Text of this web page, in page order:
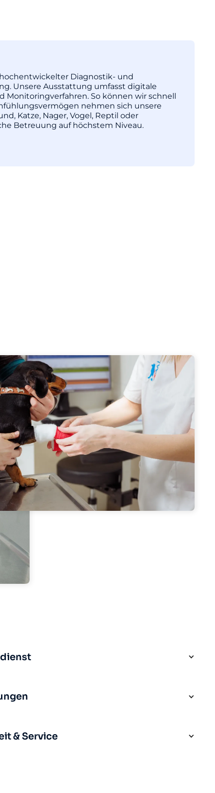
hochentwickelter Diagnostik- und
Unsere Ausstattung umfasst digitale
Monitoringverfahren. So können wir schnell
nehmen sich unsere
Katze, Nager, Vogel, Reptil oder
Betreuung auf höchstem Niveau.
& Service